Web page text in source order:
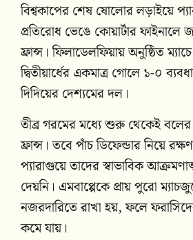
বিশ্বকাপের শেষ ষোলোর লড়াইয়ে
প্রতিরোধ ভেঙে কোয়ার্টার ফাইনালে
ফ্রান্স। ফিলাডেলফিয়ায় অনুষ্ঠিত
দ্বিতীয়ার্ধের একমাত্র গোলে ১-০
দিদিয়ের দেশ্যমের দল।
তীব্র গরমের মধ্যে শুরু থেকেই
ফ্রান্স। তবে পাঁচ ডিফেন্ডার নিয়ে
প্যারাগুয়ে তাদের স্বাভাবিক
দেয়নি। এমবাপ্পেকে প্রায় পুরো
নজরদারিতে রাখা হয়, ফলে
কমে যায়।